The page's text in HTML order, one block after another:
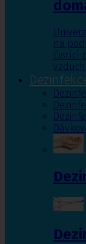
na
Čistící